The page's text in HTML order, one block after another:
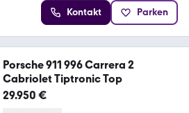
Kontakt Parken
Porsche 911 996 Carrera 2
Cabriolet Tiptronic Top
29.950 €